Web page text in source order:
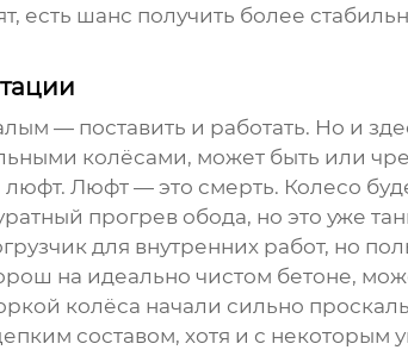
есть шанс получить более
— поставить и работать. Но и
колёсами, может быть или
Люфт — это смерть. Колесо
прогрев обода, но это уже
для внутренних работ, но
на идеально чистом бетоне,
колёса начали сильно
составом, хотя и с некоторым